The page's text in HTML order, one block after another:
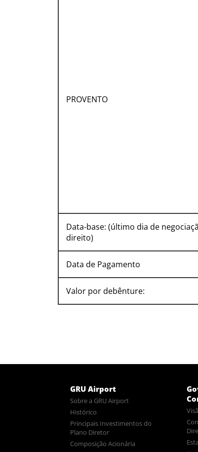
PROVENTO
Data-base: (último dia de
direito)
Data de Pagamento
Valor por debênture:
GRU Airport
Sobre a GRU Airport
Histórico
Principais Investimentos do
Plano Diretor
Composição Acionária